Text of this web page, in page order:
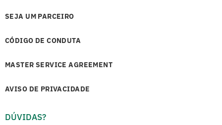
SEJA UM PARCEIRO
CÓDIGO DE CONDUTA
MASTER SERVICE AGREEMENT
AVISO DE PRIVACIDADE
DÚVIDAS?